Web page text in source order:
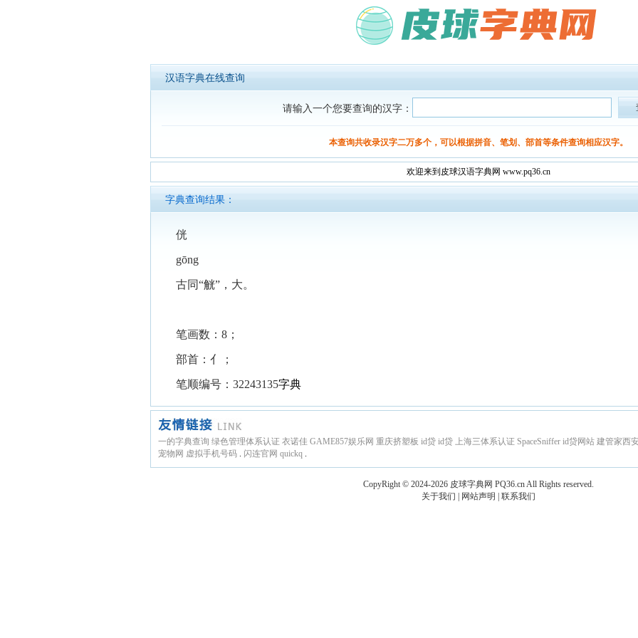
汉语字典在线查询
请输入一个您要查询的汉字：
本查询共收录汉字二万多个，可以根据拼音、笔划、部首等条件查询相应汉字。
欢迎来到皮球汉语字典网 www.pq36.cn
字典查询结果：
侊
gōng
古同“觥”，大。
笔画数：8；
部首：亻；
笔顺编号：32243135字典
一的字典查询 绿色管理体系认证 衣诺佳 GAME857娱乐网 重庆挤塑板 id贷 id贷 上海三体系认证 SpaceSniffer id贷网站 建管家西
宠物网 虚拟手机号码 . 闪连官网 quickq .
CopyRight © 2024-2026 皮球字典网 PQ36.cnAll Rights reserved.
关于我们
网站声明 联系我们